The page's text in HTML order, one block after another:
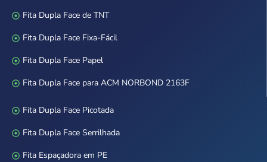
Fita Dupla Face de TNT
Fita Dupla Face Fixa-Fácil
Fita Dupla Face Papel
Fita Dupla Face para ACM NORBOND 2163F
Fita Dupla Face Picotada
Fita Dupla Face Serrilhada
Fita Espaçadora em PE